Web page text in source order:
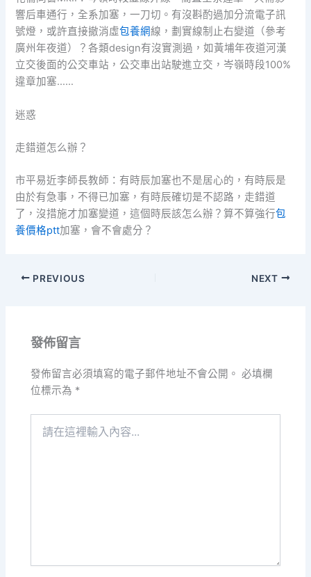
響后車通行，全系加塞，一刀切。有沒斟酌過加分流電子訊
號燈，或許直接撤消虛包養網線，劃實線制止右變道（參考
廣州年夜道）？各類design有沒實測過，如黃埔年夜道河漢
立交後面的公交車站，公交車出站駛進立交，岑嶺時段100%
違章加塞……
迷惑
走錯道怎么辦？
市平易近李師長教師：有時辰加塞也不是居心的，有時辰是
由於有急事，不得已加塞，有時辰確切是不認路，走錯道
了，沒措施才加塞變道，這個時辰該怎么辦？算不算強行包
養價格ptt加塞，會不會處分？
PREVIOUS NEXT
發佈留言
發佈留言必須填寫的電子郵件地址不會公開。 必填欄
位標示為 *